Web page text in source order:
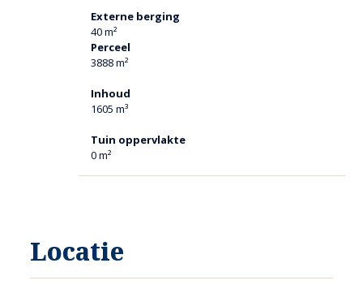
Externe berging
40 m²
Perceel
3888 m²
Inhoud
1605 m³
Tuin oppervlakte
0 m²
Locatie